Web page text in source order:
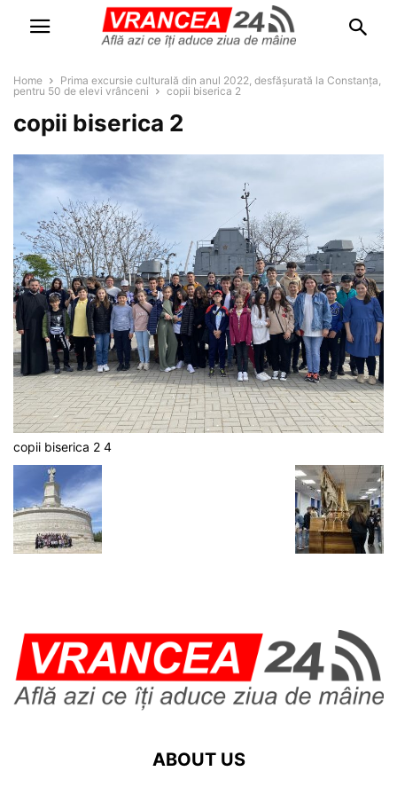
Home
Prima excursie culturală din anul 2022, desfășurată la Constanța,
pentru 50 de elevi vrânceni
copii biserica 2
copii biserica 2
copii biserica 2 4
ABOUT US